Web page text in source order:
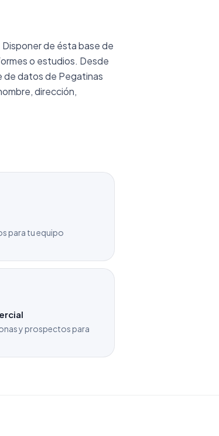
de ésta base de
o estudios. Desde
de datos de Pegatinas
dirección,
para tu equipo
y prospectos para